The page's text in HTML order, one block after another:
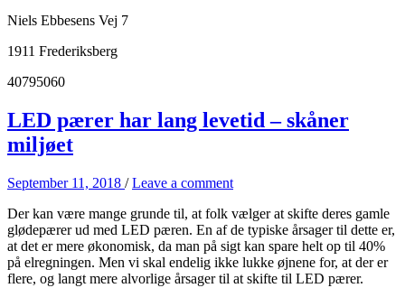
Niels Ebbesens Vej 7
1911 Frederiksberg
40795060
LED pærer har lang levetid – skåner
miljøet
September 11, 2018 /Leave a comment
Der kan være mange grunde til, at folk vælger at skifte deres gamle
glødepærer ud med LED pæren. En af de typiske årsager til dette er,
at det er mere økonomisk, da man på sigt kan spare helt op til 40%
på elregningen. Men vi skal endelig ikke lukke øjnene for, at der er
flere, og langt mere alvorlige årsager til at skifte til LED pærer.